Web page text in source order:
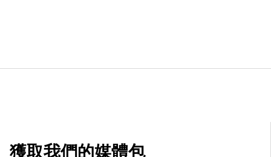
獲取我們的媒體包